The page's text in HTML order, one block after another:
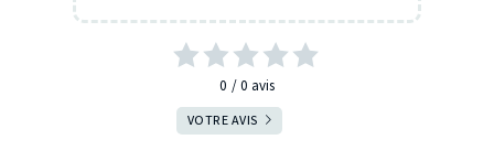
0 0 avis
VOTRE AVIS